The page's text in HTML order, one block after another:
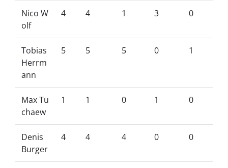
Nico W
olf
4 4 1 3 0
Tobias
Herrm
ann
5 5 5 0 1
Max Tu
chaew
1 1 0 1 0
Denis
Burger
4 4 4 0 0